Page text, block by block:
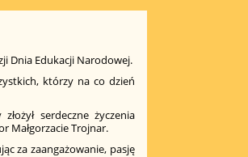
Dnia Edukacji Narodowej.
którzy na co dzień
serdeczne życzenia
Małgorzacie Trojnar.
za zaangażowanie, pasję